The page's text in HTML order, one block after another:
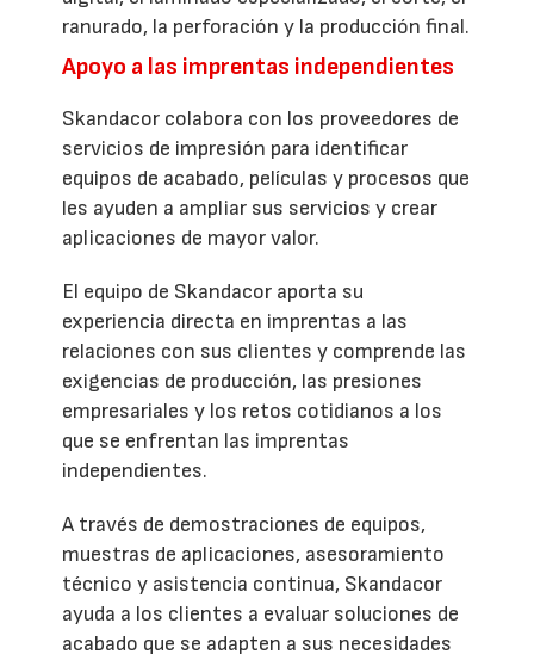
ranurado, la perforación y la producción final.
Apoyo a las imprentas independientes
Skandacor colabora con los proveedores de
servicios de impresión para identificar
equipos de acabado, películas y procesos que
les ayuden a ampliar sus servicios y crear
aplicaciones de mayor valor.
El equipo de Skandacor aporta su
experiencia directa en imprentas a las
relaciones con sus clientes y comprende las
exigencias de producción, las presiones
empresariales y los retos cotidianos a los
que se enfrentan las imprentas
independientes.
A través de demostraciones de equipos,
muestras de aplicaciones, asesoramiento
técnico y asistencia continua, Skandacor
ayuda a los clientes a evaluar soluciones de
acabado que se adapten a sus necesidades